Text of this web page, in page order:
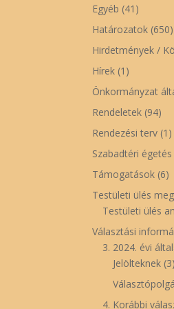
Egyéb (41)
Határozatok (650)
Hirdetmények /
Hírek (1)
Önkormányzat
Rendeletek (94)
Rendezési terv (1)
Szabadtéri égetés
Támogatások (6)
Testületi ülés
Testületi ülés
Választási
3. 2024. évi
Jelölteknek (3)
4. Korábbi